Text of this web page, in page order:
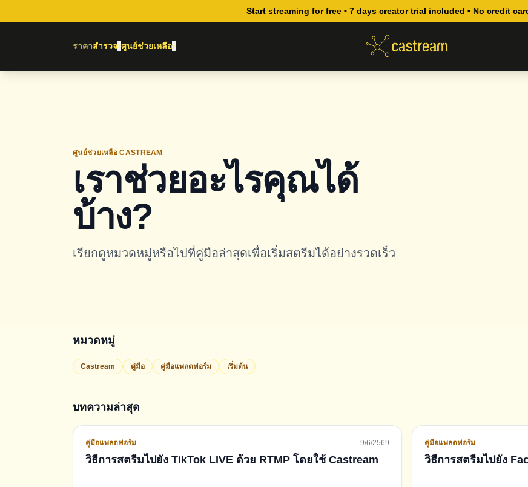
Start streaming for free • 7 days creator trial included • No credit
ราคาสำรวจ▾ศูนย์ช่วยเหลือ▾
ศูนย์ช่วยเหลือ CASTREAM
เราช่วยอะไรคุณได้
บ้าง?
เรียกดูหมวดหมู่หรือไปที่คู่มือล่าสุดเพื่อเริ่มสตรีมได้อย่างรวดเร็ว
หมวดหมู่
Castream คู่มือ คู่มือแพลตฟอร์ม เริ่มต้น
บทความล่าสุด
คู่มือแพลตฟอร์ม 9/6/2569
วิธีการสตรีมไปยัง TikTok LIVE ด้วย RTMP โดยใช้ Castream
คู่มือแพลตฟอร์ม
วิธีการสตรีมไปยัง